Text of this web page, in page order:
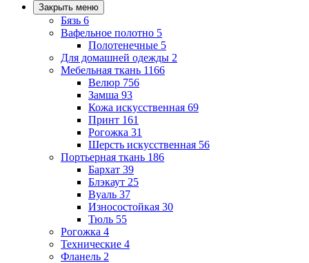
Закрыть меню
Бязь 6
Вафельное полотно 5
Полотенечные 5
Для домашней одежды 2
Мебельная ткань 1166
Велюр 756
Замша 93
Кожа искусственная 69
Принт 161
Рогожка 31
Шерсть искусственная 56
Портьерная ткань 186
Бархат 39
Блэкаут 25
Вуаль 37
Износостойкая 30
Тюль 55
Рогожка 4
Технические 4
Фланель 2